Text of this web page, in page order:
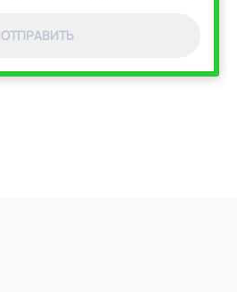
ОТПРАВИТЬ